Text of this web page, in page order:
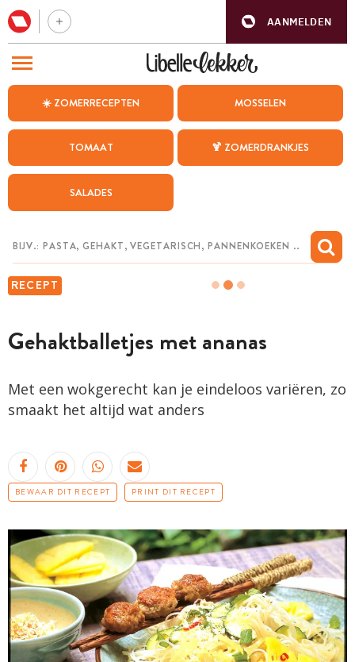
AANMELDEN
☀️ ZOMERRECEPTEN MOSSELEN
TOMAAT 🍹 ZOMERDRANKJES
SALADES
RECEPT
Gehaktballetjes met ananas
Met een wokgerecht kan je eindeloos variëren, zo
smaakt het altijd wat anders
BEWAAR DIT RECEPT PRINT DIT RECEPT
BEZOEK ONZE ANDERE WEBSITES
WEEKMENU
CHAT MET MAIA
MIJN BEWAARDE RECEPTEN